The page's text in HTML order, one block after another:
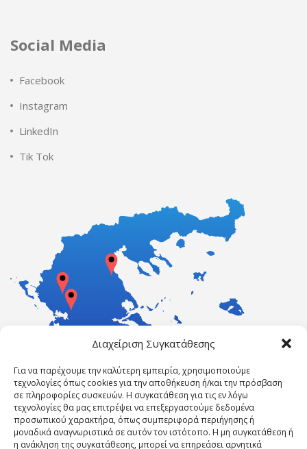
Διαχείριση Συγκατάθεσης
Για να παρέχουμε την καλύτερη εμπειρία, χρησιμοποιούμε
τεχνολογίες όπως cookies για την αποθήκευση ή/και την πρόσβαση
σε πληροφορίες συσκευών. Η συγκατάθεση για τις εν λόγω
τεχνολογίες θα μας επιτρέψει να επεξεργαστούμε δεδομένα
προσωπικού χαρακτήρα, όπως συμπεριφορά περιήγησης ή
μοναδικά αναγνωριστικά σε αυτόν τον ιστότοπο. Η μη συγκατάθεση ή
η ανάκληση της συγκατάθεσης, μπορεί να επηρεάσει αρνητικά
Social Media
Facebook
Instagram
LinkedIn
Tik Tok